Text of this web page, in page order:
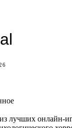
лучших онлайн-